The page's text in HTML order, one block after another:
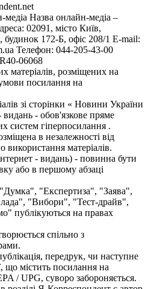
медіа Назва онлайн-медіа –
02091, місто Київ,
172-Б, офіс 208/1 E-mail:
Телефон: 044-205-43-00
06068
матеріалів, розміщених на
умови посилання на
зі сторінки « Новини України
видань - обов'язкове пряме
систем гіперпосилання .
в незалежності від
використання матеріалів.
- видань) - повинна бути
або в першому абзаці
"Експертиза", "Заява",
"Вибори", "Тест-драйв",
публікуються на правах
спільно з
передрук, чи наступне
що містить посилання на
/ UPG, суворо забороняється.